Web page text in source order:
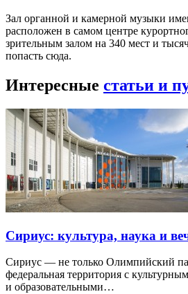
Зал органной и камерной музыки
расположен в самом центре
зрительным залом на 340 мест и
попасть сюда.
Интересные статьи и
Сириус: культура, наука и
Сириус — не только Олимпийский
федеральная территория с
и образовательными…